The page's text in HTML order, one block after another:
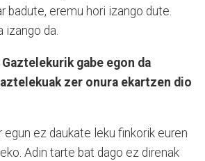
badute, eremu hori izango dute.
izango da.
gabe egon da
zer onura ekartzen dio
egun ez daukate leku finkorik euren
Adin tarte bat dago ez direnak